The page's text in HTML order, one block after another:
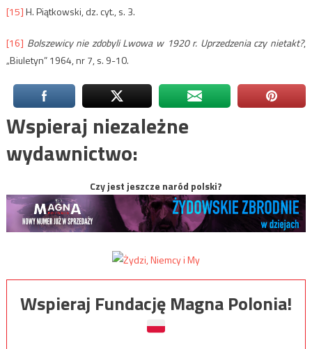
[15]H. Piątkowski, dz. cyt., s. 3.
[16] Bolszewicy nie zdobyli Lwowa w 1920 r. Uprzedzenia czy nietakt?,
„Biuletyn” 1964, nr 7, s. 9-10.
Wspieraj niezależne
wydawnictwo:
Czy jest jeszcze naród polski?
Wspieraj Fundację Magna Polonia!